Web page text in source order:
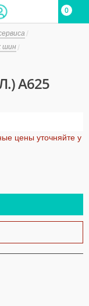
0
шин
A625
цены уточняйте у